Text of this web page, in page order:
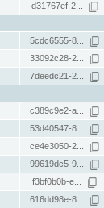
d31767ef-2...
5cdc6555-8...
33092c28-2...
7deedc21-2...
c389c9e2-a...
53d40547-8...
ce4e3050-2...
99619dc5-9...
f3bf0b0b-e...
616dd98e-8...